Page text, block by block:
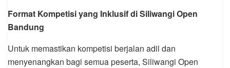
Format Kompetisi yang Inklusif di Siliwangi Open
Bandung
Untuk memastikan kompetisi berjalan adil dan
menyenangkan bagi semua peserta, Siliwangi Open